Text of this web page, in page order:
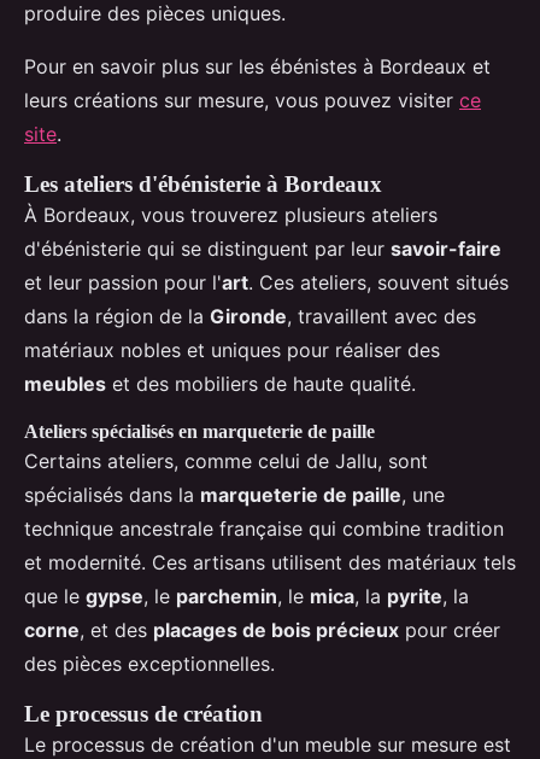
produire des pièces uniques.
Pour en savoir plus sur les ébénistes à Bordeaux et
leurs créations sur mesure, vous pouvez visiter ce
site.
Les ateliers d'ébénisterie à Bordeaux
À Bordeaux, vous trouverez plusieurs ateliers
d'ébénisterie qui se distinguent par leur savoir-faire
et leur passion pour l'art. Ces ateliers, souvent situés
dans la région de la Gironde, travaillent avec des
matériaux nobles et uniques pour réaliser des
meubles et des mobiliers de haute qualité.
Ateliers spécialisés en marqueterie de paille
Certains ateliers, comme celui de Jallu, sont
spécialisés dans la marqueterie de paille, une
technique ancestrale française qui combine tradition
et modernité. Ces artisans utilisent des matériaux tels
que le gypse, le parchemin, le mica, la pyrite, la
corne, et des placages de bois précieux pour créer
des pièces exceptionnelles.
Le processus de création
Le processus de création d'un meuble sur mesure est